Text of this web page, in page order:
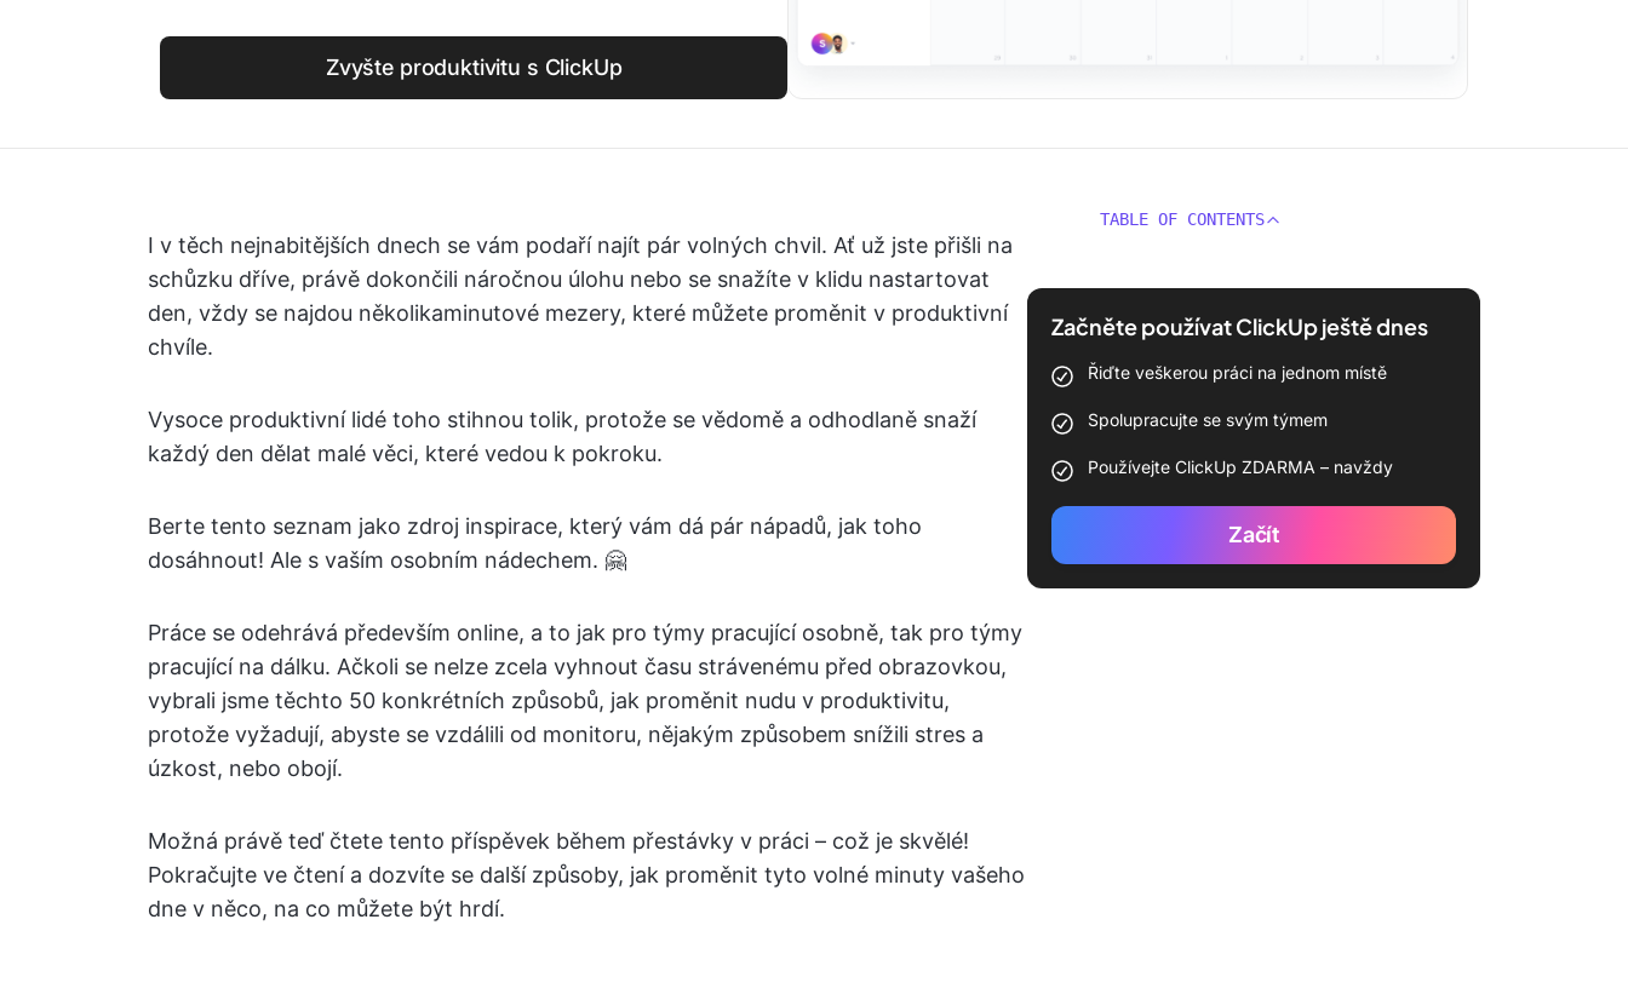
Zvyšte produktivitu s ClickUp
I v těch nejnabitějších dnech se vám podaří najít pár volných chvil. Ať už jste přišli na
schůzku dříve, právě dokončili náročnou úlohu nebo se snažíte v klidu nastartovat
den, vždy se najdou několikaminutové mezery, které můžete proměnit v produktivní
chvíle.
Vysoce produktivní lidé toho stihnou tolik, protože se vědomě a odhodlaně snaží
každý den dělat malé věci, které vedou k pokroku.
Berte tento seznam jako zdroj inspirace, který vám dá pár nápadů, jak toho
dosáhnout! Ale s vaším osobním nádechem. 🤗
Práce se odehrává především online, a to jak pro týmy pracující osobně, tak pro týmy
pracující na dálku. Ačkoli se nelze zcela vyhnout času strávenému před obrazovkou,
vybrali jsme těchto 50 konkrétních způsobů, jak proměnit nudu v produktivitu,
protože vyžadují, abyste se vzdálili od monitoru, nějakým způsobem snížili stres a
úzkost, nebo obojí.
Možná právě teď čtete tento příspěvek během přestávky v práci – což je skvělé!
Pokračujte ve čtení a dozvíte se další způsoby, jak proměnit tyto volné minuty vašeho
dne v něco, na co můžete být hrdí.
TABLE OF CONTENTS
Začněte používat ClickUp ještě dnes
Řiďte veškerou práci na jednom místě
Spolupracujte se svým týmem
Používejte ClickUp ZDARMA – navždy
Začít